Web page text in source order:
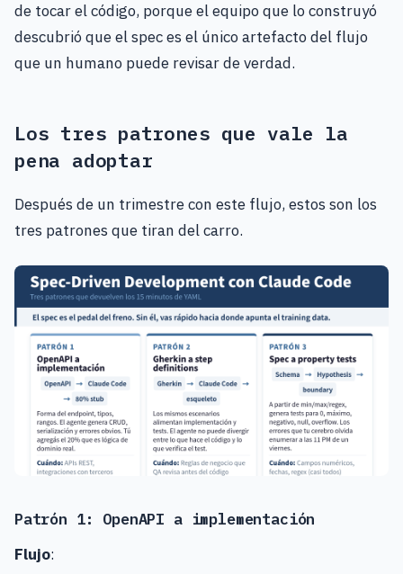
de tocar el código, porque el equipo que lo construyó
descubrió que el spec es el único artefacto del flujo
que un humano puede revisar de verdad.
Los tres patrones que vale la
pena adoptar
Después de un trimestre con este flujo, estos son los
tres patrones que tiran del carro.
Patrón 1: OpenAPI a implementación
Flujo: